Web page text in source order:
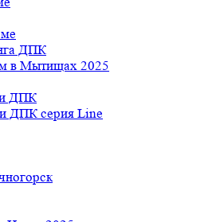
ДПК
в Мытищах 2025
ДПК
ДПК серия Line